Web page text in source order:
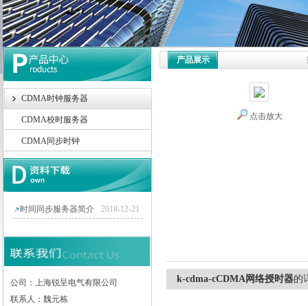
上海锐呈电气有限公司
CDMA时钟服务器
CDMA校时服务器
CDMA同步时钟
时间同步服务器简介 2018-12-21
公司：上海锐呈电气有限公司
联系人：魏元栋
产品展示
点击放大
k-cdma-cCDMA网络授时器的